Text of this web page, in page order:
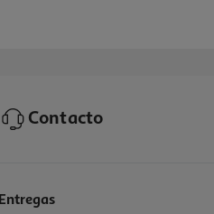
Contacto
Entregas